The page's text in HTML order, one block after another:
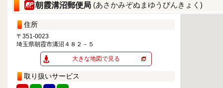
朝霞溝沼郵便局 (あさかみぞぬまゆうびんきょく)
住所
〒351-0023
埼玉県朝霞市溝沼４８２－５
大きな地図で見る
取り扱いサービス